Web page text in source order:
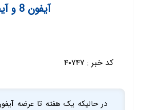
آیفون 8 و آیفون X در بازار ایران چقدر قیمت خواهد شد؟
کد خبر : ۴۰۷۴۷